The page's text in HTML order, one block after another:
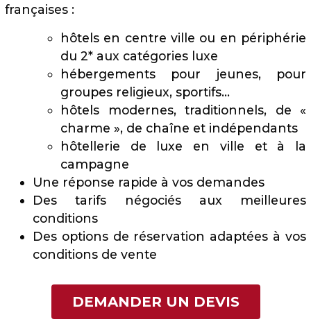
françaises :
hôtels en centre ville ou en périphérie
du 2* aux catégories luxe
hébergements pour jeunes, pour
groupes religieux, sportifs…
hôtels modernes, traditionnels, de «
charme », de chaîne et indépendants
hôtellerie de luxe en ville et à la
campagne
Une réponse rapide à vos demandes
Des tarifs négociés aux meilleures
conditions
Des options de réservation adaptées à vos
conditions de vente
DEMANDER UN DEVIS